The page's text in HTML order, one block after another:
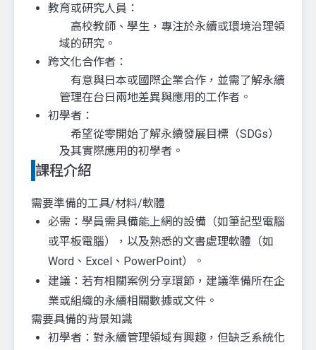
教育或研究人員：
高校教師、學生，專注於永續或環境治理領
域的研究。
跨文化合作者：
有意與日本或國際企業合作，並需了解永續
管理在台日兩地差異與應用的工作者。
初學者：
希望從零開始了解永續發展目標（SDGs）
及其實際應用的初學者。
課程介紹
需要準備的工具/材料/軟體
必需：學員需具備能上網的設備（如筆記型電腦
或平板電腦），以及熟悉的文書處理軟體（如
Word、Excel、PowerPoint）。
建議：若有相關案例分享環節，建議準備所在企
業或組織的永續相關數據或文件。
需要具備的背景知識
初學者：對永續管理領域有興趣，但缺乏系統化